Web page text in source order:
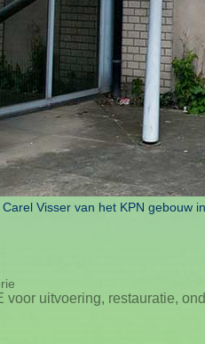
Visser van het KPN gebouw
voor uitvoering, restauratie,